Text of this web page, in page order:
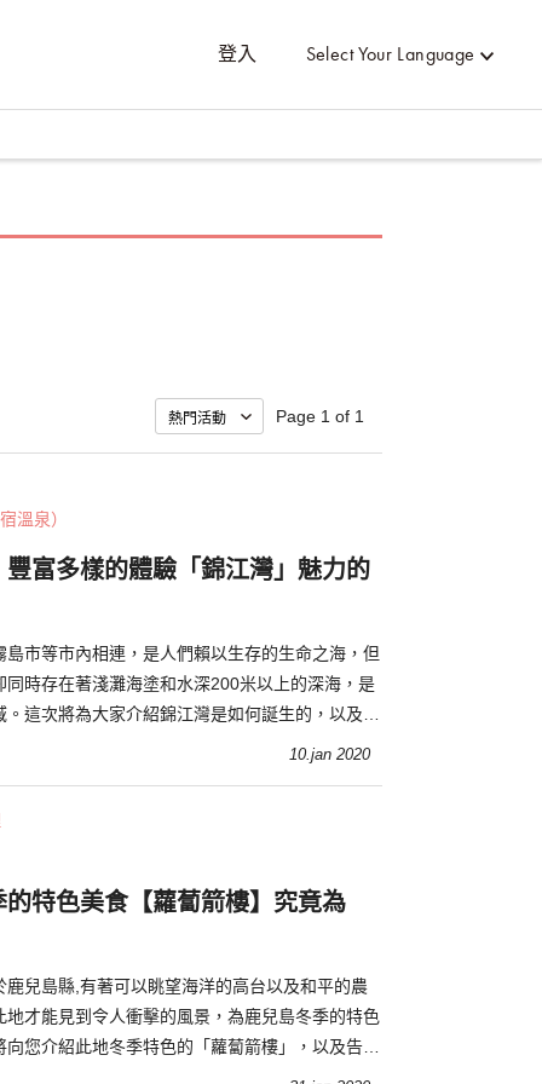
登入 Select Your Language
Page 1 of 1
溫泉）
富多樣的體驗「錦江灣」魅力的
市等市內相連，是人們賴以生存的生命之海，但
同時存在著淺灘海塗和水深200米以上的深海，是
這次將為大家介紹錦江灣是如何誕生的，以及怎
10.jan 2020
特色美食【蘿蔔箭樓】究竟為
鹿兒島縣,有著可以眺望海洋的高台以及和平的農
地才能見到令人衝擊的風景，為鹿兒島冬季的特色
向您介紹此地冬季特色的「蘿蔔箭樓」，以及告訴